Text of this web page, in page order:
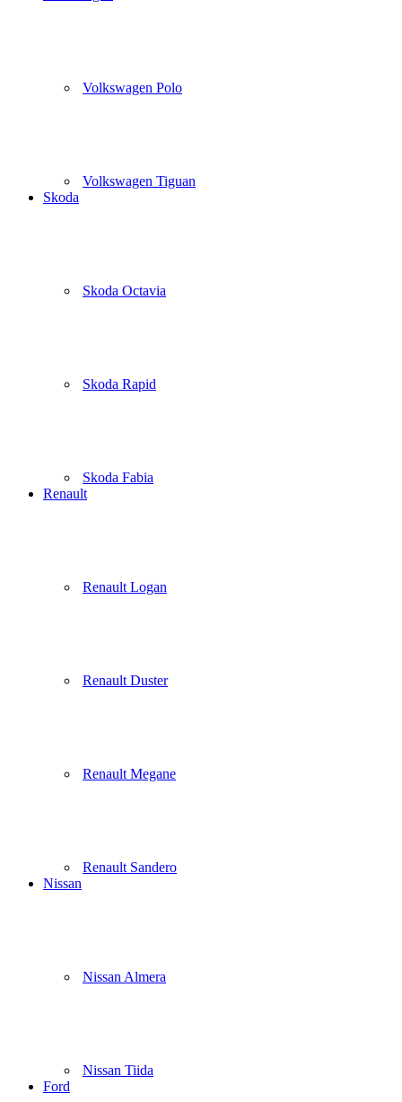
Volkswagen Polo
Volkswagen Tiguan
Skoda
Skoda Octavia
Skoda Rapid
Skoda Fabia
Renault
Renault Logan
Renault Duster
Renault Megane
Renault Sandero
Nissan
Nissan Almera
Nissan Tiida
Ford